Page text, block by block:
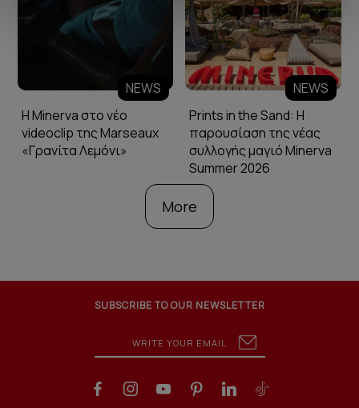
NEWS
Η Minerva στο νέο
videoclip της Marseaux
«Γρανίτα Λεμόνι»
NEWS
Prints in the Sand: Η
παρουσίαση της νέας
συλλογής μαγιό Minerva
Summer 2026
More
SUBSCRIBE TO OUR NEWSLETTER